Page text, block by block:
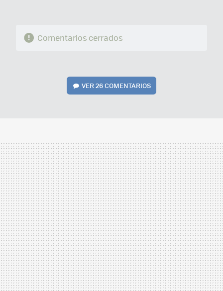
Comentarios cerrados
VER26 COMENTARIOS